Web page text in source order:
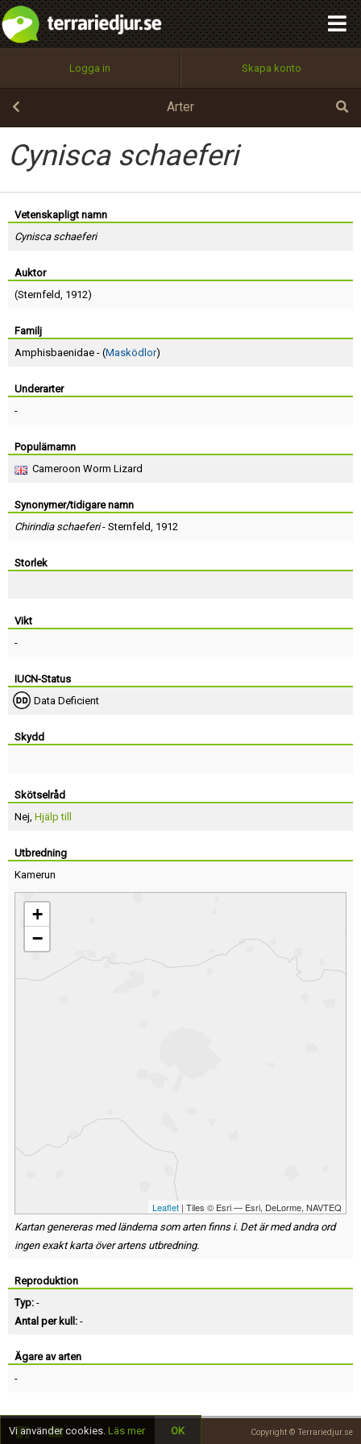
Logga in Skapa konto
Arter
Cynisca schaeferi
Vetenskapligt namn
Cynisca schaeferi
Auktor
(Sternfeld, 1912)
Familj
Amphisbaenidae - (Masködlor)
Underarter
-
Populärnamn
Cameroon Worm Lizard
Synonymer/tidigare namn
Chirindia schaeferi- Sternfeld, 1912
Storlek
Vikt
-
IUCN-Status
Data Deficient
Skydd
Skötselråd
Nej, Hjälp till
Utbredning
Kamerun
+
−
Leaflet | Tiles © Esri — Esri, DeLorme, NAVTEQ
Kartan genereras med länderna som arten finns i. Det är med andra ord
ingen exakt karta över artens utbredning.
Reproduktion
Typ: -
Antal per kull: -
Ägare av arten
-
Copyright © Terrariedjur.se
Utför
100%
OK
integritetspolicy
Namn:
Epost:
Användarnamn:
Lösenord:
Terms of Service
Skapa konto
Begär nytt lösenord
Tillbaka till förstasidan
Vi använder cookies. Läs mer OK